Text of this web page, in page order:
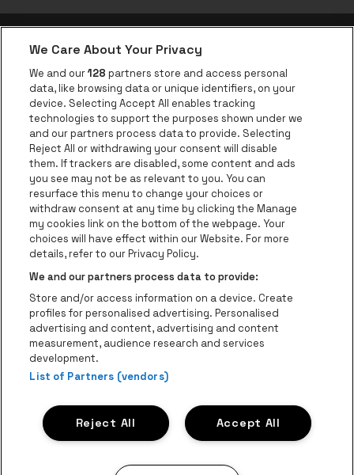
be•at app
be•at Corporate
be•at Business
Groepen
Helpcenter
Contact
Instagram
Facebook
Threads
TiktokYoutube
Be•at Tickets is een deel van be•at
be•at Tickets
Schijnpoortweg 119, 2170 Antwerpen
Be-At Venues
Schijnpoortweg 119, 2170 Antwerpen
BTW (BE) 0461.051.688 - RPR Antwerpen
BNP Paribas Fortis - IBAN: BE93 2200 4925 0067 - BIC:
GEBABEBB
ProclaimerCookiesManage my cookiesPrivacy
We Care About Your Privacy
We and our128 partners store and access personal
data, like browsing data or unique identifiers, on your
device. Selecting Accept All enables tracking
technologies to support the purposes shown under we
and our partners process data to provide. Selecting
Reject All or withdrawing your consent will disable
them. If trackers are disabled, some content and ads
you see may not be as relevant to you. You can
resurface this menu to change your choices or
withdraw consent at any time by clicking the Manage
my cookies link on the bottom of the webpage. Your
choices will have effect within our Website. For more
details, refer to our Privacy Policy.
We and our partners process data to provide:
Store and/or access information on a device. Create
profiles for personalised advertising. Personalised
advertising and content, advertising and content
measurement, audience research and services
development.
List of Partners (vendors)
Accept All
Reject All